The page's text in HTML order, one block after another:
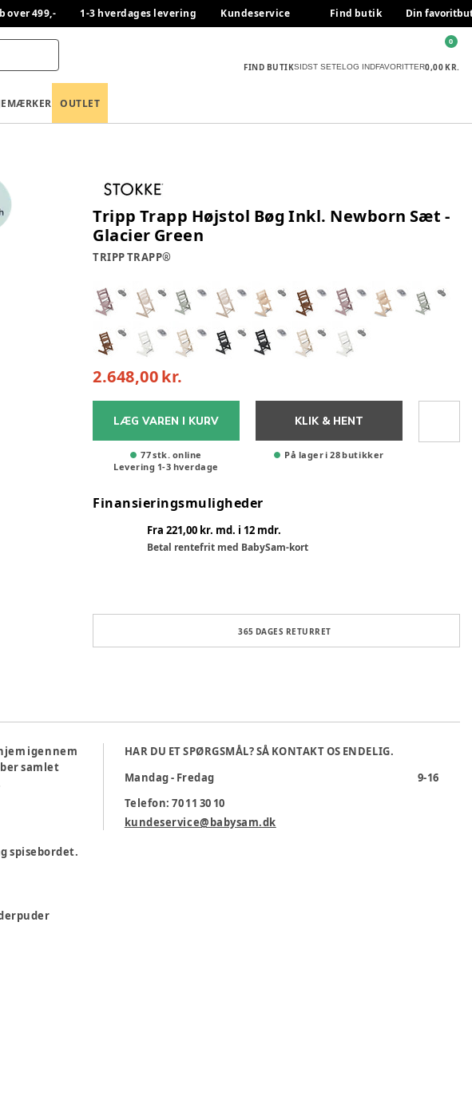
over 499,- 1-3 hverdages levering Kundeservice Find butik Din
FIND BUTIKSIDST SETELOG INDFAVORITTER0,00 KR.
0
MÆRKER OUTLET
Tripp Trapp Højstol Bøg Inkl. Newborn Sæt -
Glacier Green
TRIPP TRAPP®
2.648,00 kr.
LÆG VAREN I KURV
77 stk. online
Levering 1-3 hverdage
KLIK & HENT
På lager i 28 butikker
Finansieringsmuligheder
Fra 221,00 kr. md. i 12 mdr.
Betal rentefrit med BabySam-kort
365 DAGES RETURRET
igennem
samlet
spisebordet.
HAR DU ET SPØRGSMÅL? SÅ KONTAKT OS ENDELIG.
Mandag - Fredag
9-16
Telefon: 70 11 30 10
kundeservice@babysam.dk